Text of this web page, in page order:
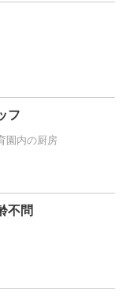
フ
園内の厨房
不問